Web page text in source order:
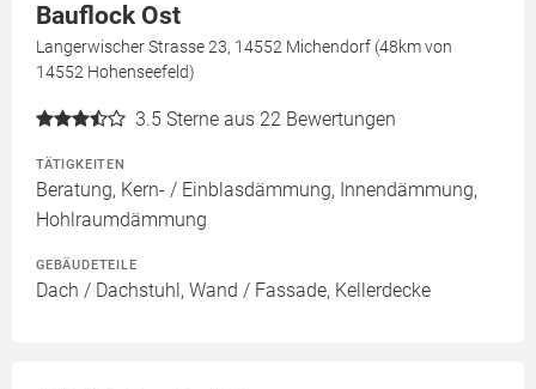
Bauflock Ost
Langerwischer Strasse 23, 14552 Michendorf (48km von
14552 Hohenseefeld)
3.5 Sterne aus 22 Bewertungen
TÄTIGKEITEN
Beratung, Kern- / Einblasdämmung, Innendämmung,
Hohlraumdämmung
GEBÄUDETEILE
Dach / Dachstuhl, Wand / Fassade, Kellerdecke